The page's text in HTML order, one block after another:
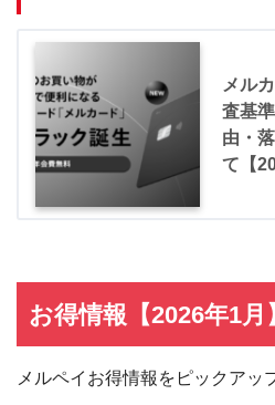
メル
査基
由・
て【
お得情報【2026年1月
メルペイお得情報をピックアッ